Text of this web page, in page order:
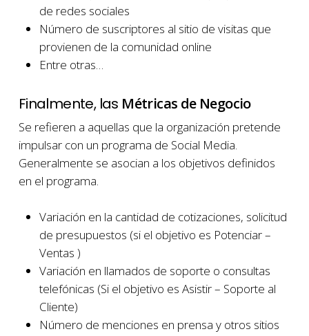
de redes sociales
Número de suscriptores al sitio de visitas que
provienen de la comunidad online
Entre otras…
Finalmente, las Métricas de Negocio
Se refieren a aquellas que la organización pretende
impulsar con un programa de Social Media.
Generalmente se asocian a los objetivos definidos
en el programa.
Variación en la cantidad de cotizaciones, solicitud
de presupuestos (si el objetivo es Potenciar –
Ventas )
Variación en llamados de soporte o consultas
telefónicas (Si el objetivo es Asistir – Soporte al
Cliente)
Número de menciones en prensa y otros sitios